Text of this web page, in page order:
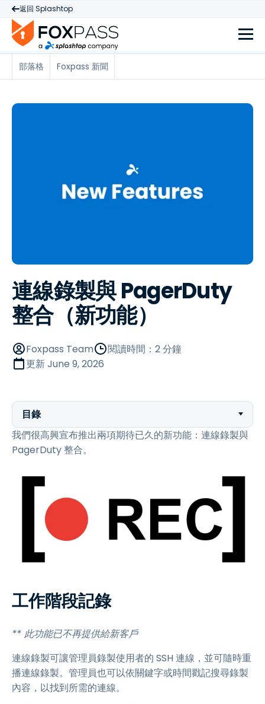
返回 Splashtop
部落格 Foxpass 新聞
連線錄製與 PagerDuty
整合（新功能）
Foxpass Team
閱讀時間：2 分鐘
更新June 9, 2026
目錄
我們很高興宣布推出兩項期待已久的新功能：連線錄製與
PagerDuty 整合。
工作階段記錄
** 此功能已不再提供給新客戶
連線錄製可讓管理員錄製使用者的 SSH 連線，並可隨時重
播連線錄製。管理員也可以依關鍵字或時間戳記搜尋錄製
內容，以找到所需的連線。